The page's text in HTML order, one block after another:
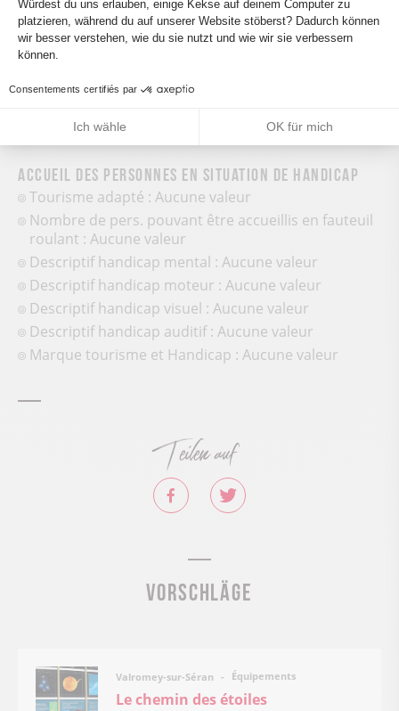
Équipements
Parkplatz in der Nähe
Accueil des personnes en situation de handicap
Tourisme adapté : Aucune valeur
Nombre de pers. pouvant être accueillis en fauteuil
roulant : Aucune valeur
Descriptif handicap mental : Aucune valeur
Descriptif handicap moteur : Aucune valeur
Descriptif handicap visuel : Aucune valeur
Descriptif handicap auditif : Aucune valeur
Marque tourisme et Handicap : Aucune valeur
Teilen auf
Vorschläge
Valromey-sur-Séran Équipements
Le chemin des étoiles
Würdest du uns erlauben, einige Kekse auf deinem Computer zu
platzieren, während du auf unserer Website stöberst? Dadurch können
wir besser verstehen, wie du sie nutzt und wie wir sie verbessern
können.
Consentements certifiés par
Ich wähle OK für mich
Axeptio consent